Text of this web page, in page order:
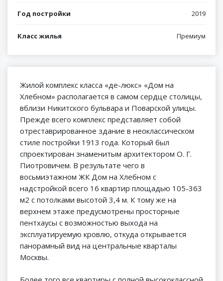
Год постройки 2019
Класс жилья Премиум
Жилой комплекс класса «де-люкс» «Дом на
Хлебном» располагается в самом сердце столицы,
вблизи Никитского бульвара и Поварской улицы.
Прежде всего комплекс представляет собой
отреставрированное здание в неоклассическом
стиле постройки 1913 года. Который был
спроектирован знаменитым архитектором О. Г.
Пиотровичем. В результате чего в
восьмиэтажном ЖК Дом на Хлебном с
надстройкой всего 16 квартир площадью 105-363
м2 с потолками высотой 3,4 м. К тому же на
верхнем этаже предусмотрены просторные
пентхаусы с возможностью выхода на
эксплуатируемую кровлю, откуда открывается
панорамный вид на центральные кварталы
Москвы.